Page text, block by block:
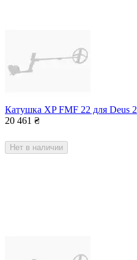
Катушка XP FMF 22 для Deus 2
20 461 ₴
Нет в наличии